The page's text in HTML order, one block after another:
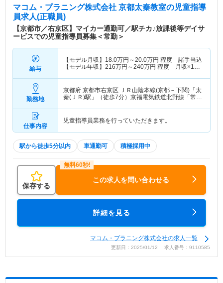
マコム・プラニング株式会社 京都太秦教室の児童指導
員求人(正職員)
【京都市／右京区】マイカー通勤可／駅チカ♪放課後等デイサ
ービスでの児童指導員募集＜常勤＞
給与
【モデル月収】 18.0万円～20.0万円 程度 諸手当込
【モデル年収】 216万円～240万円 程度 月収×12
勤務地
京都府 京都市右京区 ＪＲ山陰本線(京都－下関)「太
秦(ＪＲ)駅」（徒歩7分）京福電気鉄道北野線「常盤
仕事内容
児童指導員業務を行っていただきます。
駅から徒歩5分以内 車通勤可 積極採用中
保存する
この求人を問い合わせる
詳細を見る
マコム・プラニング株式会社の求人一覧
更新日：2025/01/12 求人番号：9110585